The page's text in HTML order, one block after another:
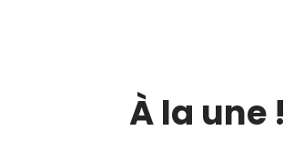
À la une !